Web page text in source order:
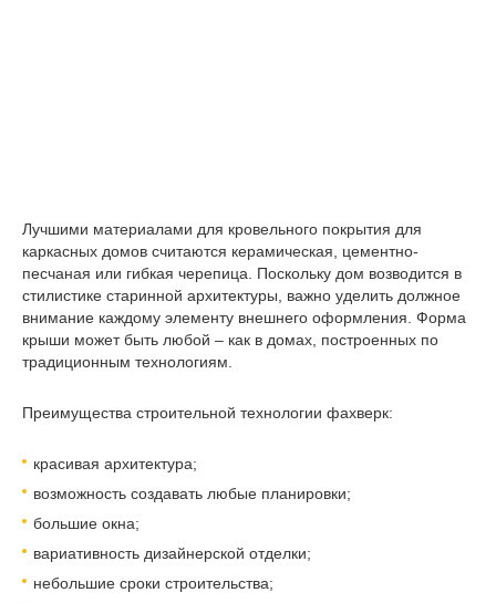
Лучшими материалами для кровельного покрытия для
каркасных домов считаются керамическая, цементно-
песчаная или гибкая черепица. Поскольку дом возводится в
стилистике старинной архитектуры, важно уделить должное
внимание каждому элементу внешнего оформления. Форма
крыши может быть любой – как в домах, построенных по
традиционным технологиям.
Преимущества строительной технологии фахверк:
красивая архитектура;
возможность создавать любые планировки;
большие окна;
вариативность дизайнерской отделки;
небольшие сроки строительства;